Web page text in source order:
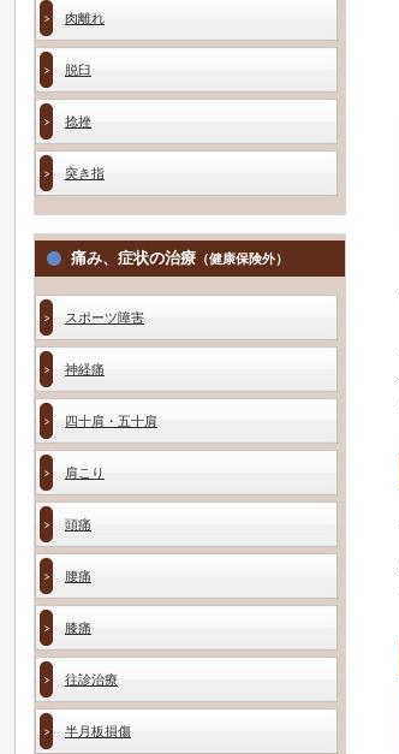
肉離れ
脱臼
捻挫
突き指
痛み、症状の治療 （健康保険外）
スポーツ障害
神経痛
四十肩・五十肩
肩こり
頭痛
腰痛
膝痛
往診治療
半月板損傷